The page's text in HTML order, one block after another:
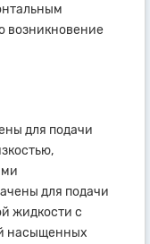
возникновение
для подачи
для подачи
жидкости с
насыщенных